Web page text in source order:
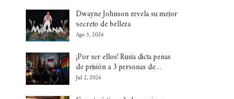
Dwayne Johnson revela su mejor
secreto de belleza
Ago 5, 2026
¡Por ser ellos! Rusia dicta penas
de prisión a 3 personas de…
Jul 2, 2026